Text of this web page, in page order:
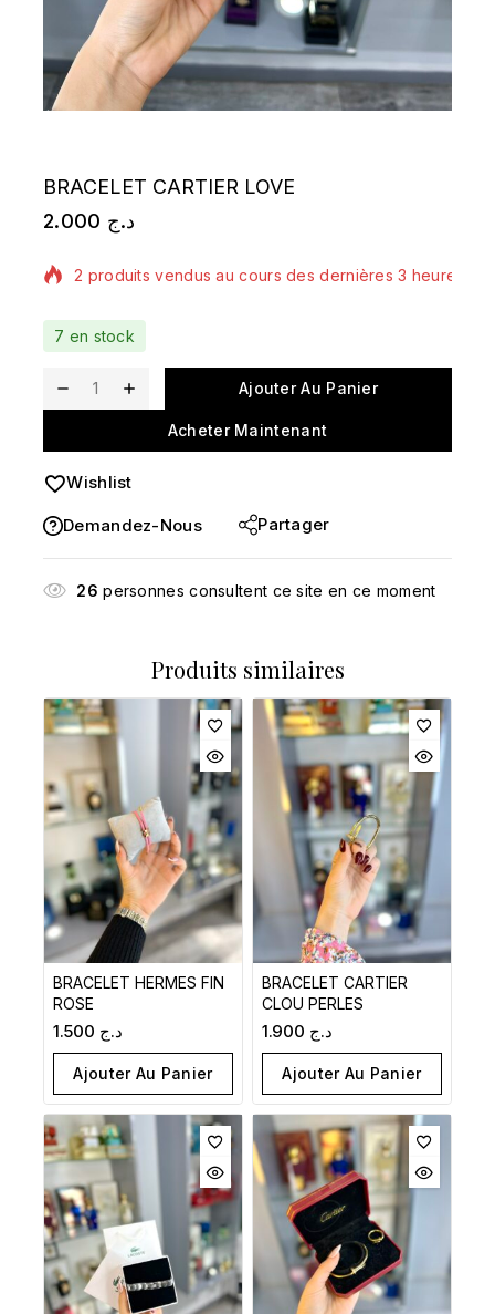
BRACELET CARTIER LOVE
د.ج
2 produits vendus au cours des dernières 3 heures
Vente rapide ! Plus de 10 personnes ont dans leur
panier
7 en stock
Ajouter Au Panier
Acheter Maintenant
Wishlist
Demandez-Nous Partager
26 personnes consultent ce site en ce moment
Produits similaires
BRACELET HERMES FIN
ROSE
د.ج
Ajouter Au Panier
BRACELET CARTIER
CLOU PERLES
د.ج
Ajouter Au Panier